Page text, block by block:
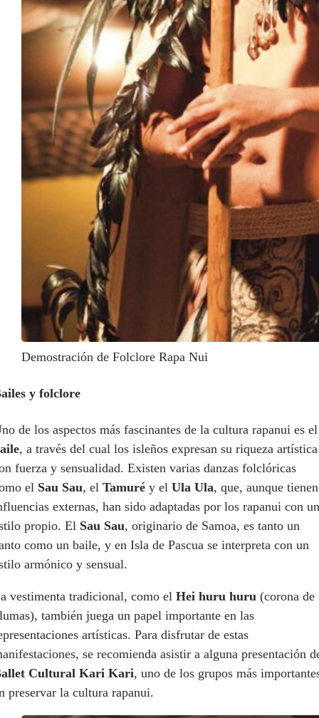
Demostración de Folclore Rapa Nui
y folclore
de los aspectos más fascinantes de la cultura rapanui es el
, a través del cual los isleños expresan su riqueza artística
fuerza y sensualidad. Existen varias danzas folclóricas
el Sau Sau, el Tamuré y el Ula Ula, que, aunque tienen
externas, han sido adaptadas por los rapanui con un
propio. El Sau Sau, originario de Samoa, es tanto un
como un baile, y en Isla de Pascua se interpreta con un
armónico y sensual.
vestimenta tradicional, como el Hei huru huru (corona de
también juega un papel importante en las
artísticas. Para disfrutar de estas
se recomienda asistir a alguna presentación
Cultural Kari Kari, uno de los grupos más
preservar la cultura rapanui.